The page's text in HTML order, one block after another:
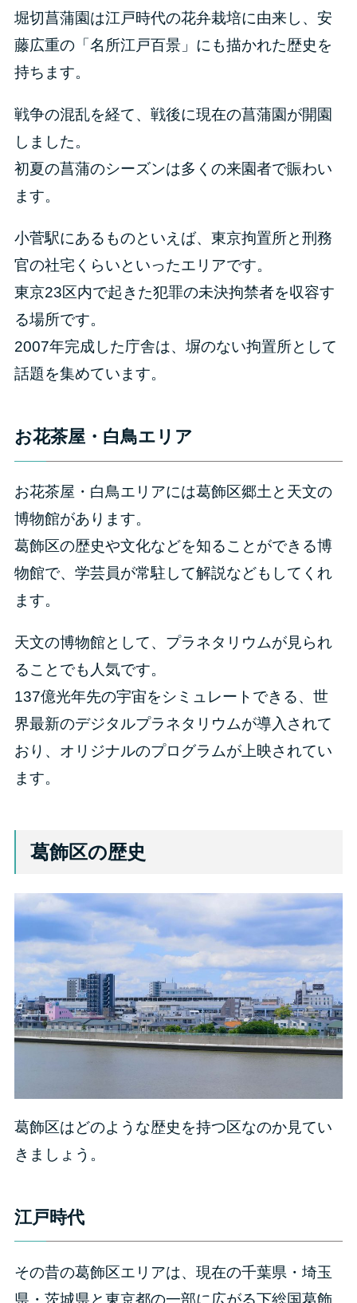
堀切菖蒲園は江戸時代の花弁栽培に由来し、安
藤広重の「名所江戸百景」にも描かれた歴史を
持ちます。
戦争の混乱を経て、戦後に現在の菖蒲園が開園
しました。
初夏の菖蒲のシーズンは多くの来園者で賑わい
ます。
小菅駅にあるものといえば、東京拘置所と刑務
官の社宅くらいといったエリアです。
東京23区内で起きた犯罪の未決拘禁者を収容す
る場所です。
2007年完成した庁舎は、塀のない拘置所として
話題を集めています。
お花茶屋・白鳥エリア
お花茶屋・白鳥エリアには葛飾区郷土と天文の
博物館があります。
葛飾区の歴史や文化などを知ることができる博
物館で、学芸員が常駐して解説などもしてくれ
ます。
天文の博物館として、プラネタリウムが見られ
ることでも人気です。
137億光年先の宇宙をシミュレートできる、世
界最新のデジタルプラネタリウムが導入されて
おり、オリジナルのプログラムが上映されてい
ます。
葛飾区の歴史
葛飾区はどのような歴史を持つ区なのか見てい
きましょう。
江戸時代
その昔の葛飾区エリアは、現在の千葉県・埼玉
県・茨城県と東京都の一部に広がる下総国葛飾